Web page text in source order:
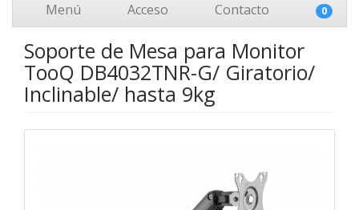
Menú Acceso Contacto 0
Soporte de Mesa para Monitor
TooQ DB4032TNR-G/ Giratorio/
Inclinable/ hasta 9kg